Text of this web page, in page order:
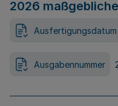
2026
Ausfertigungsdatum
Ausgabennummer